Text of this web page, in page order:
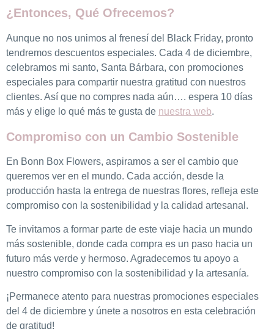
¿Entonces, Qué Ofrecemos?
Aunque no nos unimos al frenesí del Black Friday, pronto
tendremos descuentos especiales. Cada 4 de diciembre,
celebramos mi santo, Santa Bárbara, con promociones
especiales para compartir nuestra gratitud con nuestros
clientes. Así que no compres nada aún…. espera 10 días
más y elige lo qué más te gusta de nuestra web.
Compromiso con un Cambio Sostenible
En Bonn Box Flowers, aspiramos a ser el cambio que
queremos ver en el mundo. Cada acción, desde la
producción hasta la entrega de nuestras flores, refleja este
compromiso con la sostenibilidad y la calidad artesanal.
Te invitamos a formar parte de este viaje hacia un mundo
más sostenible, donde cada compra es un paso hacia un
futuro más verde y hermoso. Agradecemos tu apoyo a
nuestro compromiso con la sostenibilidad y la artesanía.
¡Permanece atento para nuestras promociones especiales
del 4 de diciembre y únete a nosotros en esta celebración
de gratitud!